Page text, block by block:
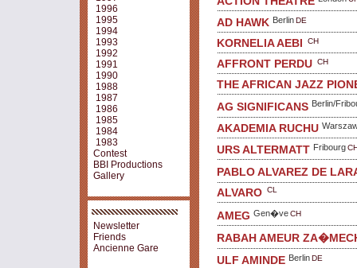
AD HAWK BerlinDE
KORNELIA AEBI CH
AFFRONT PERDU CH
THE AFRICAN JAZZ
AG SIGNIFICANS Berlin/
AKADEMIA RUCHU
URS ALTERMATT Fribourg
PABLO ALVAREZ DE
ALVARO CL
AMEG Gen�veCH
RABAH AMEUR
ULF AMINDE BerlinDE
1996
1995
1994
1993
1992
1991
1990
1988
1987
1986
1985
1984
1983
Contest
BBI Productions
Gallery
Newsletter
Friends
Ancienne Gare